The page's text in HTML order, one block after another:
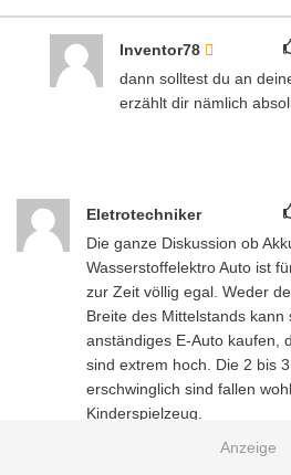
Inventor78
dann solltest du an
erzählt dir nämlich
Eletrotechniker
Die ganze Diskussion ob
Wasserstoffelektro Auto ist
zur Zeit völlig egal. Weder
Breite des Mittelstands kann
anständiges E-Auto kaufen,
sind extrem hoch. Die 2 bis
erschwinglich sind fallen
Kinderspielzeug.
Bei der Entwicklung des E-